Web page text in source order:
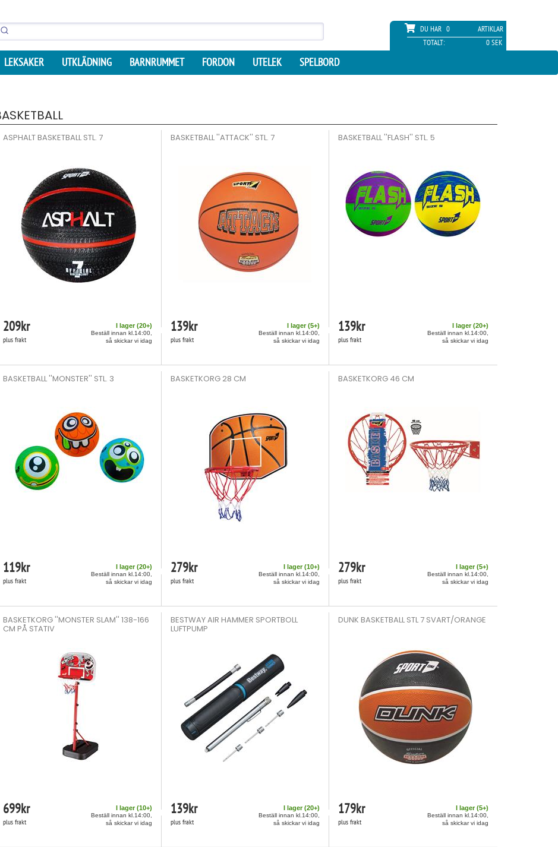
DU HAR 0
ARTIKLAR
TOTALT:
0 SEK
LEKSAKER UTKLÄDNING BARNRUMMET FORDON UTELEK SPELBORD
ASPHALT BASKETBALL STL. 7
209kr
plus frakt
I lager (20+)
Beställ innan kl.14:00,
så skickar vi idag
BASKETBALL ''ATTACK'' STL. 7
139kr
plus frakt
I lager (5+)
Beställ innan kl.14:00,
så skickar vi idag
BASKETBALL ''FLASH'' STL. 5
139kr
plus frakt
I lager (20+)
Beställ innan kl.14:00,
så skickar vi idag
BASKETBALL ''MONSTER'' STL. 3
119kr
plus frakt
I lager (20+)
Beställ innan kl.14:00,
så skickar vi idag
BASKETKORG 28 CM
279kr
plus frakt
I lager (10+)
Beställ innan kl.14:00,
så skickar vi idag
BASKETKORG 46 CM
279kr
plus frakt
I lager (5+)
Beställ innan kl.14:00,
så skickar vi idag
BASKETKORG ''MONSTER SLAM'' 138-166
CM PÅ STATIV
699kr
plus frakt
I lager (10+)
Beställ innan kl.14:00,
så skickar vi idag
BESTWAY AIR HAMMER SPORTBOLL
LUFTPUMP
139kr
plus frakt
I lager (20+)
Beställ innan kl.14:00,
så skickar vi idag
DUNK BASKETBALL STL 7 SVART/ORANGE
179kr
plus frakt
I lager (5+)
Beställ innan kl.14:00,
så skickar vi idag